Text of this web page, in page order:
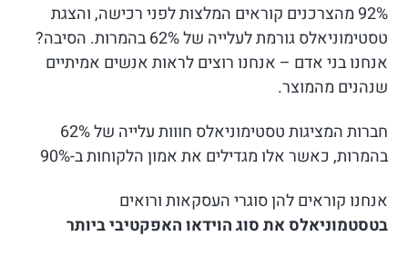
92% מהצרכנים קוראים המלצות לפני רכישה, והצגת
טסטימוניאלס גורמת לעלייה של 62% בהמרות. הסיבה?
אנחנו בני אדם – אנחנו רוצים לראות אנשים אמיתיים
שנהנים מהמוצר.
חברות המציגות טסטימוניאלס חווות עלייה של 62%
בהמרות, כאשר אלו מגדילים את אמון הלקוחות ב-90%
אנחנו קוראים להן סוגרי העסקאות ורואים
בטסטמוניאלס את סוג הוידאו האפקטיבי ביותר